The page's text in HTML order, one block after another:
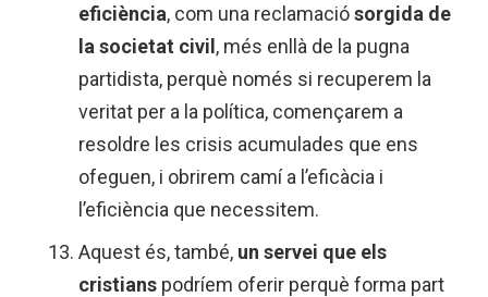
eficiència, com una reclamaciósorgida de
la societat civil , més enllà de la pugna
partidista, perquè només si recuperem la
veritat per a la política, començarem a
resoldre les crisis acumulades que ens
ofeguen, i obrirem camí a l’eficàcia i
l’eficiència que necessitem.
Aquest és, també, un servei que els
cristians podríem oferir perquè forma part